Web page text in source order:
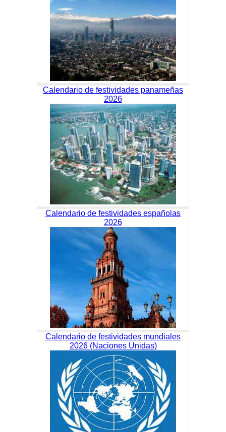
Calendario de festividades panameñas
2026
Calendario de festividades españolas
2026
Calendario de festividades mundiales
2026 (Naciones Unidas)